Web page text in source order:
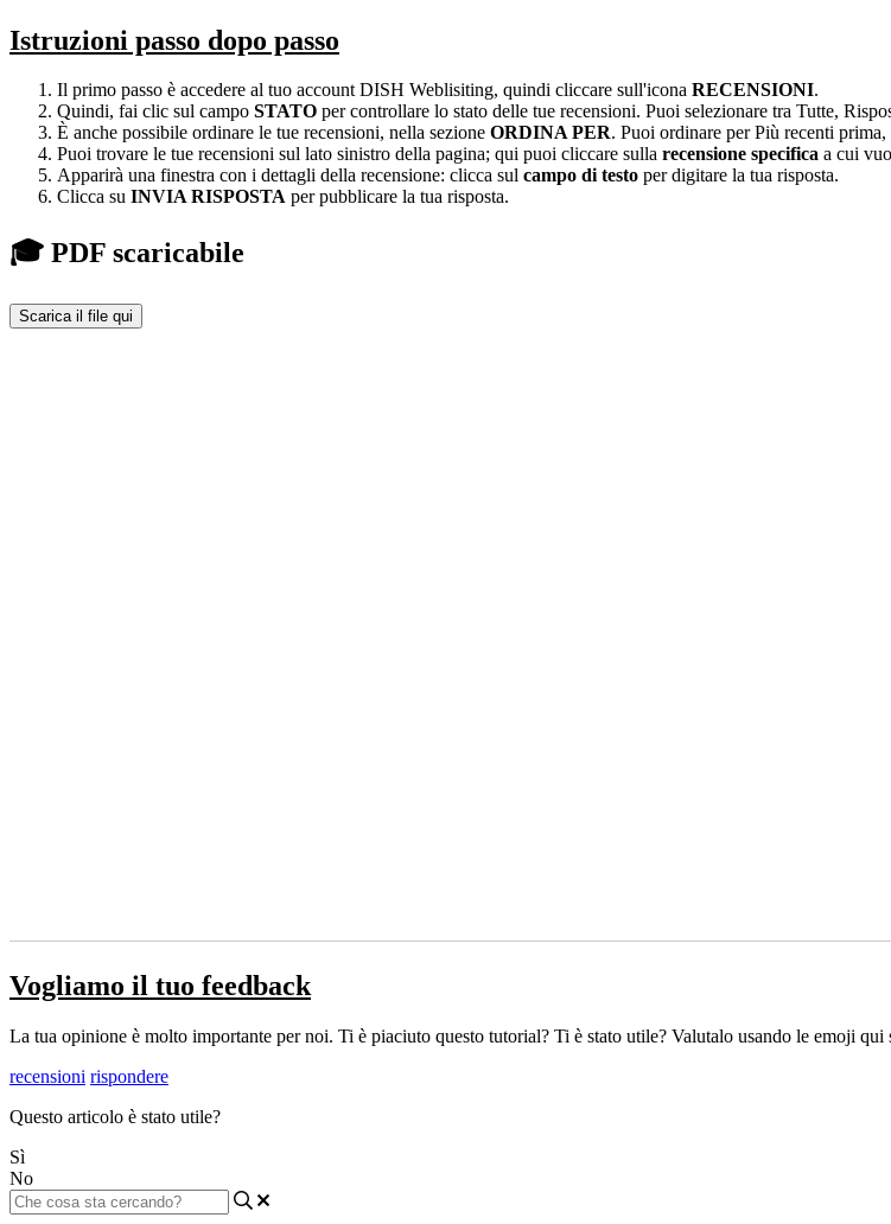
Istruzioni passo dopo passo
Il primo passo è accedere al tuo account DISH Weblisiting, quindi cliccare sull'icona RECENSIONI.
Quindi, fai clic sul campo STATO per controllare lo stato delle tue recensioni. Puoi selezionare tra Tutte,
È anche possibile ordinare le tue recensioni, nella sezione ORDINA PER. Puoi ordinare per Più recenti
Puoi trovare le tue recensioni sul lato sinistro della pagina; qui puoi cliccare sulla recensione specifica a cui
Apparirà una finestra con i dettagli della recensione: clicca sul campo di testo per digitare la tua risposta.
Clicca su INVIA RISPOSTA per pubblicare la tua risposta.
🎓 PDF scaricabile
Scarica il file qui
Vogliamo il tuo feedback
La tua opinione è molto importante per noi. Ti è piaciuto questo tutorial? Ti è stato utile? Valutalo usando le emoji qui
recensioni rispondere
Questo articolo è stato utile?
Sì
No